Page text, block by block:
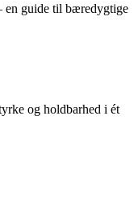
en guide til bæredygtige
og holdbarhed i ét